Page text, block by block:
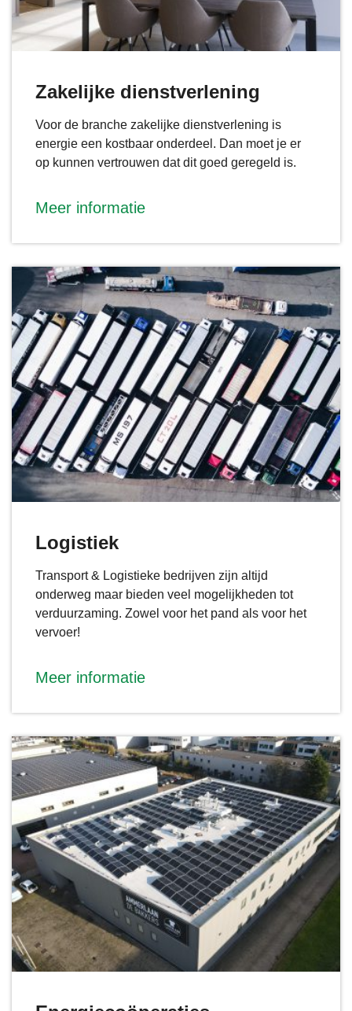
Zakelijke dienstverlening
Voor de branche zakelijke dienstverlening is
energie een kostbaar onderdeel. Dan moet je er
op kunnen vertrouwen dat dit goed geregeld is.
Meer informatie
Logistiek
Transport & Logistieke bedrijven zijn altijd
onderweg maar bieden veel mogelijkheden tot
verduurzaming. Zowel voor het pand als voor het
vervoer!
Meer informatie